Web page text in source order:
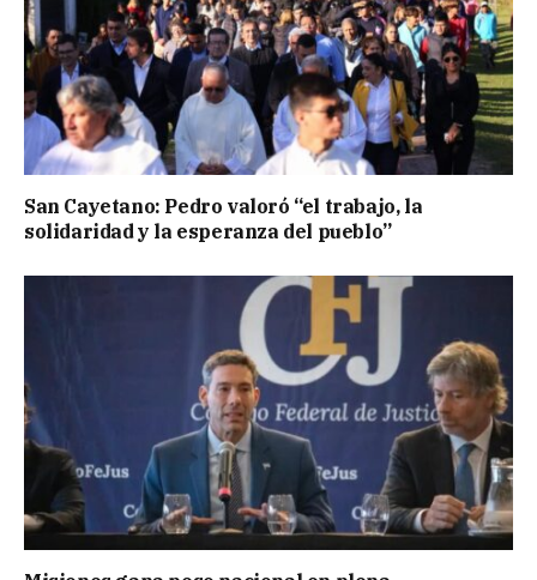
San Cayetano: Pedro valoró “el trabajo, la
solidaridad y la esperanza del pueblo”